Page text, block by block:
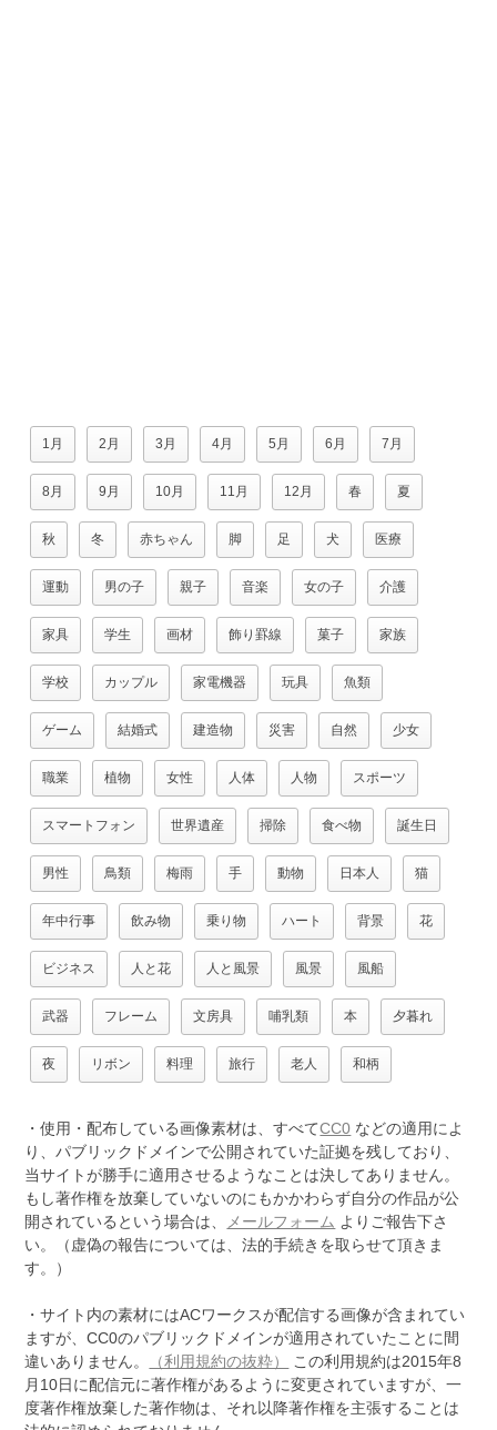
1月 2月 3月 4月 5月 6月 7月
8月 9月 10月 11月 12月 春 夏
秋 冬 赤ちゃん 脚 足 犬 医療
運動 男の子 親子 音楽 女の子 介護
家具 学生 画材 飾り罫線 菓子 家族
学校 カップル 家電機器 玩具 魚類
ゲーム 結婚式 建造物 災害 自然 少女
職業 植物 女性 人体 人物 スポーツ
スマートフォン 世界遺産 掃除 食べ物 誕生日
男性 鳥類 梅雨 手 動物 日本人 猫
年中行事 飲み物 乗り物 ハート 背景 花
ビジネス 人と花 人と風景 風景 風船
武器 フレーム 文房具 哺乳類 本 夕暮れ
夜 リボン 料理 旅行 老人 和柄
・使用・配布している画像素材は、すべてCC0 などの適用によ
り、パブリックドメインで公開されていた証拠を残しており、
当サイトが勝手に適用させるようなことは決してありません。
もし著作権を放棄していないのにもかかわらず自分の作品が公
開されているという場合は、
メールフォーム よりご報告下さ
い。（虚偽の報告については、法的手続きを取らせて頂きま
す。）
・サイト内の素材にはACワークスが配信する画像が含まれてい
ますが、CC0のパブリックドメインが適用されていたことに間
違いありません。
（利用規約の抜粋）
この利用規約は2015年8
月10日に配信元に著作権があるように変更されていますが、一
度著作権放棄した著作物は、それ以降著作権を主張することは